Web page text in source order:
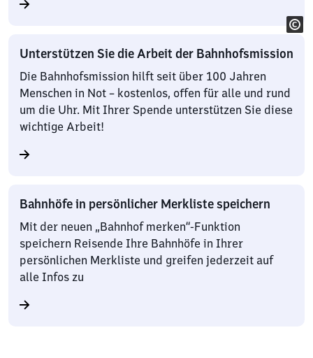
Unterstützen Sie die Arbeit der Bahnhofsmission
Die Bahnhofsmission hilft seit über 100 Jahren
Menschen in Not – kostenlos, offen für alle und rund
um die Uhr. Mit Ihrer Spende unterstützen Sie diese
wichtige Arbeit!
Bahnhöfe in persönlicher Merkliste speichern
Mit der neuen „Bahnhof merken“-Funktion
speichern Reisende Ihre Bahnhöfe in Ihrer
persönlichen Merkliste und greifen jederzeit auf
alle Infos zu